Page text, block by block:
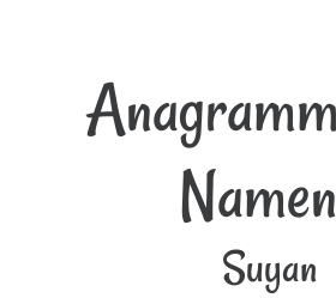
Suyan